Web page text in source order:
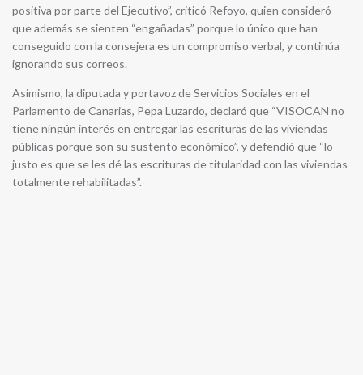
positiva por parte del Ejecutivo”, criticó Refoyo, quien consideró
que además se sienten “engañadas” porque lo único que han
conseguido con la consejera es un compromiso verbal, y continúa
ignorando sus correos.
Asimismo, la diputada y portavoz de Servicios Sociales en el
Parlamento de Canarias, Pepa Luzardo, declaró que “VISOCAN no
tiene ningún interés en entregar las escrituras de las viviendas
públicas porque son su sustento económico”, y defendió que “lo
justo es que se les dé las escrituras de titularidad con las viviendas
totalmente rehabilitadas”.